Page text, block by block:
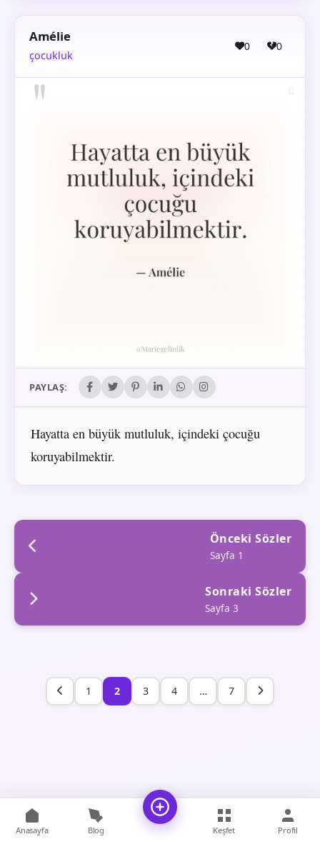
Amélie
çocukluk
0 0
PAYLAŞ:
Hayatta en büyük mutluluk, içindeki çocuğu
koruyabilmektir.
Önceki Sözler
Sayfa 1
Sonraki Sözler
Sayfa 3
1 2 3 4 … 7
Anasayfa Blog Keşfet Profil